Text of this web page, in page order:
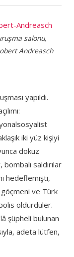
salonu,
Andreasch
yapıldı.
iki yüz kişiyi
dokuz
saldırılar
hedeflemişti,
göçmeni ve Türk
öldürdüler.
şüpheli bulunan
adeta lütfen,